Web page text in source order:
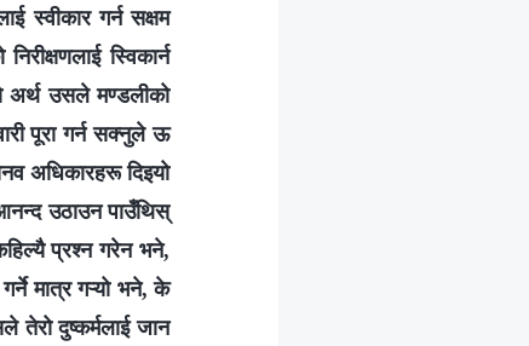
स्वीकार गर्न सक्षम
स्विकार्न
अर्थ उसले मण्डलीको
पूरा गर्न सक्नुले ऊ
अधिकारहरू दिइयो
उठाउन पाउँथिस्
प्रश्न गरेन भने,
मात्र गऱ्यो भने, के
दुष्कर्मलाई जान